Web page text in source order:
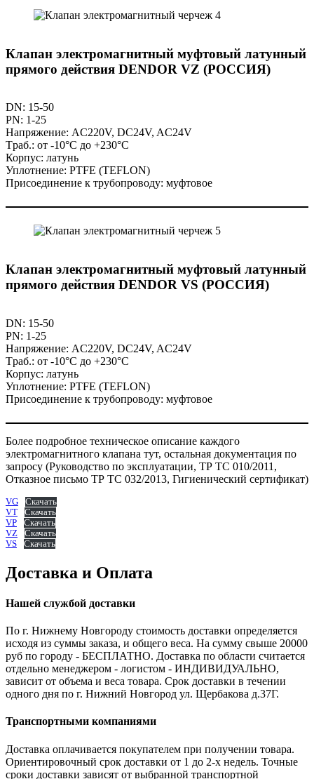
Клапан электромагнитный муфтовый латунный
прямого действия DENDOR VZ (РОССИЯ)
DN: 15-50
PN: 1-25
Напряжение: AC220V, DC24V, AC24V
Tраб.: от -10°C до +230°C
Корпус: латунь
Уплотнение: PTFE (TEFLON)
Присоединение к трубопроводу: муфтовое
Клапан электромагнитный муфтовый латунный
прямого действия DENDOR VS (РОССИЯ)
DN: 15-50
PN: 1-25
Напряжение: AC220V, DC24V, AC24V
Tраб.: от -10°C до +230°C
Корпус: латунь
Уплотнение: PTFE (TEFLON)
Присоединение к трубопроводу: муфтовое
Более подробное техническое описание каждого
электромагнитного клапана тут, остальная документация по
запросу (Руководство по эксплуатации, ТР ТС 010/2011,
Отказное письмо ТР ТС 032/2013, Гигиенический сертификат)
VG
Скачать
VT
Скачать
VP
Скачать
VZ
Скачать
VS
Скачать
Доставка и Оплата
Нашей службой доставки
По г. Нижнему Новгороду стоимость доставки определяется
исходя из суммы заказа, и общего веса. На сумму свыше 20000
руб по городу - БЕСПЛАТНО. Доставка по области считается
отдельно менеджером - логистом - ИНДИВИДУАЛЬНО,
зависит от объема и веса товара. Срок доставки в течении
одного дня по г. Нижний Новгород ул. Щербакова д.37Г.
Транспортными компаниями
Доставка оплачивается покупателем при получении товара.
Ориентировочный срок доставки от 1 до 2-х недель. Точные
сроки доставки зависят от выбранной транспортной